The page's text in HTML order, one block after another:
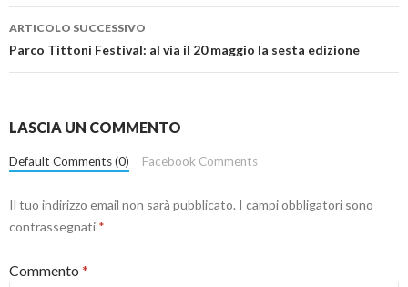
ARTICOLO SUCCESSIVO
Parco Tittoni Festival: al via il 20 maggio la sesta edizione
LASCIA UN COMMENTO
Default Comments (0) Facebook Comments
Il tuo indirizzo email non sarà pubblicato. I campi obbligatori sono
contrassegnati *
Commento *